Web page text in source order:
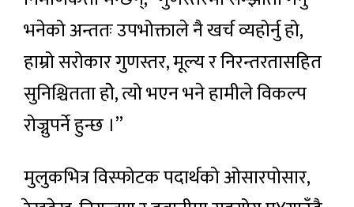
भनेको अन्ततः उपभोक्ताले नै खर्च व्यहोर्नु हो,
हाम्रो सरोकार गुणस्तर, मूल्य र निरन्तरतासहित
सुनिश्चितता होे, त्यो भएन भने हामीले विकल्प
रोज्नुपर्ने हुन्छ ।”
मुलुकभित्र विस्फोटक पदार्थको ओसारपोसार,